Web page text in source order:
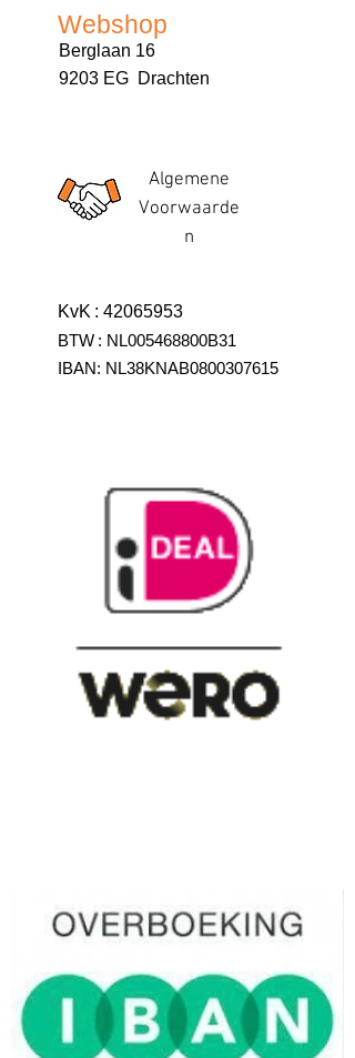
Webshop
Berglaan 16
9203 EG Drachten
Algemene
Voorwaarde
n
KvK : 42065953
BTW : NL005468800B31
IBAN: NL38KNAB0800307615